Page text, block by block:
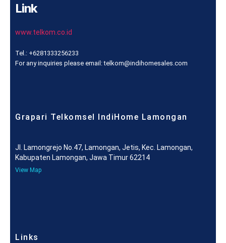
Link
www.telkom.co.id
Tel.: +6281333256233
For any inquiries please email: telkom@indihomesales.com
Grapari Telkomsel IndiHome Lamongan
Jl. Lamongrejo No.47, Lamongan, Jetis, Kec. Lamongan,
Kabupaten Lamongan, Jawa Timur 62214
View Map
Links